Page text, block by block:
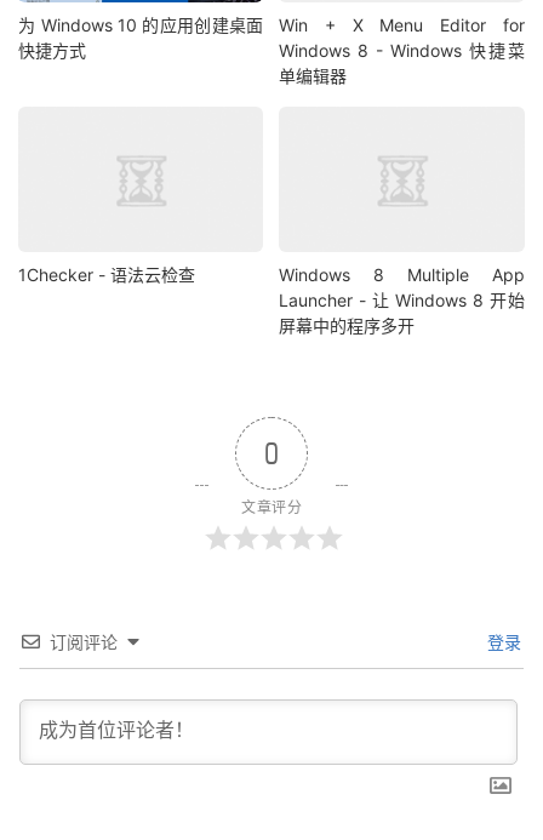
为 Windows 10 的应用创建桌面
快捷方式
Win + X Menu Editor for
Windows 8 - Windows 快捷菜
单编辑器
1Checker - 语法云检查
Windows 8 Multiple App
Launcher - 让 Windows 8 开始
屏幕中的程序多开
0
文章评分
订阅评论 登录